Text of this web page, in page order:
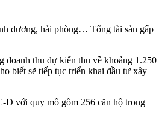
dương, hải phòng… Tổng tài sản gấp
thu dự kiến thu về khoảng 1.250
biết sẽ tiếp tục triển khai đầu tư xây
D với quy mô gồm 256 căn hộ trong